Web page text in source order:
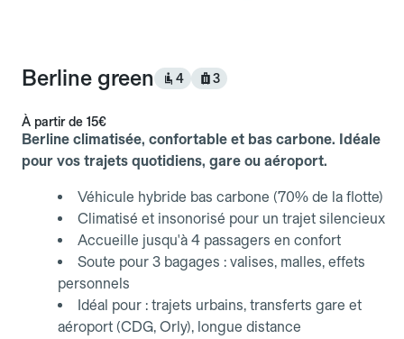
Berline green 4 3
À partir de 15€
Berline climatisée, confortable et bas carbone. Idéale
pour vos trajets quotidiens, gare ou aéroport.
Véhicule hybride bas carbone (70% de la flotte)
Climatisé et insonorisé pour un trajet silencieux
Accueille jusqu'à 4 passagers en confort
Soute pour 3 bagages : valises, malles, effets
personnels
Idéal pour : trajets urbains, transferts gare et
aéroport (CDG, Orly), longue distance